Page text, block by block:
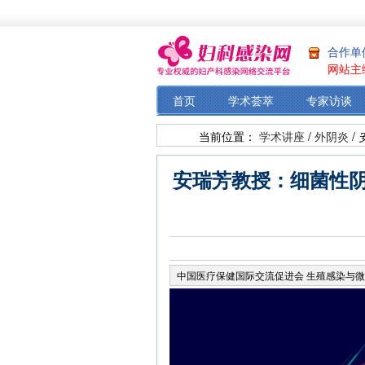
合作单
网站
首页
学术荟萃 专家访谈
当前位置： 学术讲座 / 外阴炎 /
安瑞芳教授：细菌性
中国医疗保健国际交流促进会 生殖感染与